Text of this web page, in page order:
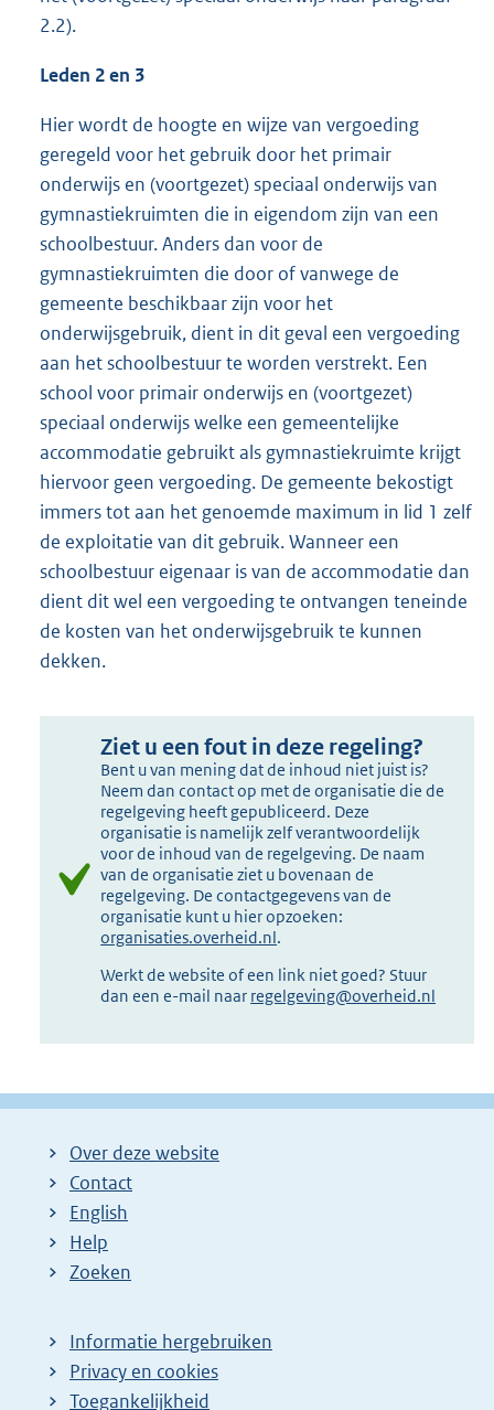
2.2).
Leden 2 en 3
Hier wordt de hoogte en wijze van vergoeding
geregeld voor het gebruik door het primair
onderwijs en (voortgezet) speciaal onderwijs van
gymnastiekruimten die in eigendom zijn van een
schoolbestuur. Anders dan voor de
gymnastiekruimten die door of vanwege de
gemeente beschikbaar zijn voor het
onderwijsgebruik, dient in dit geval een vergoeding
aan het schoolbestuur te worden verstrekt. Een
school voor primair onderwijs en (voortgezet)
speciaal onderwijs welke een gemeentelijke
accommodatie gebruikt als gymnastiekruimte krijgt
hiervoor geen vergoeding. De gemeente bekostigt
immers tot aan het genoemde maximum in lid 1 zelf
de exploitatie van dit gebruik. Wanneer een
schoolbestuur eigenaar is van de accommodatie dan
dient dit wel een vergoeding te ontvangen teneinde
de kosten van het onderwijsgebruik te kunnen
dekken.
Ziet u een fout in deze regeling?
Bent u van mening dat de inhoud niet juist is?
Neem dan contact op met de organisatie die de
regelgeving heeft gepubliceerd. Deze
organisatie is namelijk zelf verantwoordelijk
voor de inhoud van de regelgeving. De naam
van de organisatie ziet u bovenaan de
regelgeving. De contactgegevens van de
organisatie kunt u hier opzoeken:
organisaties.overheid.nl.
Werkt de website of een link niet goed? Stuur
dan een e-mail naar regelgeving@overheid.nl
Over deze website
Contact
English
Help
Zoeken
Informatie hergebruiken
Privacy en cookies
Toegankelijkheid